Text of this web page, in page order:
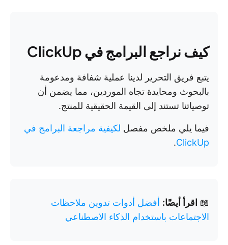
كيف نراجع البرامج في ClickUp
يتبع فريق التحرير لدينا عملية شفافة ومدعومة
بالبحوث ومحايدة تجاه الموردين، مما يضمن أن
توصياتنا تستند إلى القيمة الحقيقية للمنتج.
فيما يلي ملخص مفصل لكيفية مراجعة البرامج في
ClickUp
.
📖 اقرأ أيضًا: أفضل أدوات تدوين ملاحظات
الاجتماعات باستخدام الذكاء الاصطناعي